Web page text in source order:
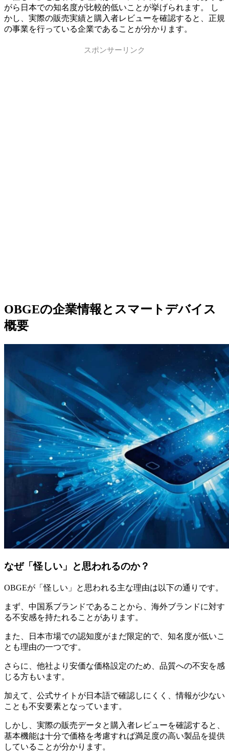
がら日本での知名度が比較的低いことが挙げられます。 し
かし、実際の販売実績と購入者レビューを確認すると、正規
の事業を行っている企業であることが分かります。
スポンサーリンク
OBGEの企業情報とスマートデバイス
概要
なぜ「怪しい」と思われるのか？
OBGEが「怪しい」と思われる主な理由は以下の通りです。
まず、中国系ブランドであることから、海外ブランドに対す
る不安感を持たれることがあります。
また、日本市場での認知度がまだ限定的で、知名度が低いこ
とも理由の一つです。
さらに、他社より安価な価格設定のため、品質への不安を感
じる方もいます。
加えて、公式サイトが日本語で確認しにくく、情報が少ない
ことも不安要素となっています。
しかし、実際の販売データと購入者レビューを確認すると、
基本機能は十分で価格を考慮すれば満足度の高い製品を提供
していることが分かります。